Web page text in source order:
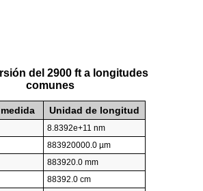
del 2900 ft a longitudes
comunes
Unidad de longitud
8.8392e+11 nm
883920000.0 µm
883920.0 mm
88392.0 cm